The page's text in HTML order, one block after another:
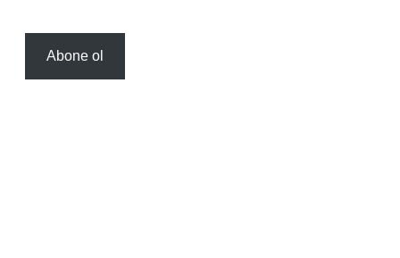
Abone ol